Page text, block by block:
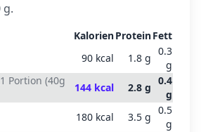
g.
KalorienProteinFett
90 kcal 1.8 g
0.3
g
1 Portion (40g
144 kcal 2.8 g
0.4
g
180 kcal 3.5 g
0.5
g